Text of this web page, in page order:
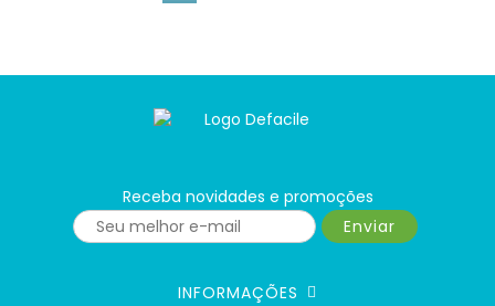
Receba novidades e promoções
Enviar
INFORMAÇÕES